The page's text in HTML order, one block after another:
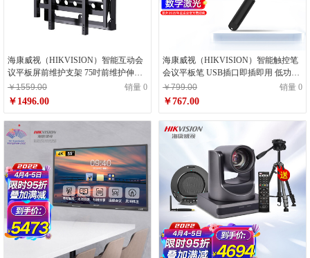
海康威视（HIKVISION）智能互动会
议平板屏前维护支架 75吋前维护伸缩
支架DS-D5ABKF1D-75
￥1559.00 销量 0
￥1496.00
海康威视（HIKVISION）智能触控笔
会议平板笔 USB插口即插即用 低功耗
远距离控制 会议平板专用D5AACSP3-
D
￥799.00 销量 0
￥767.00